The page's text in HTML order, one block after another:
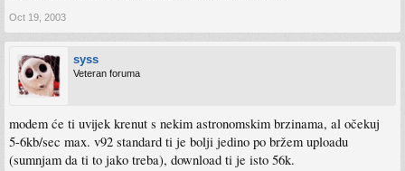
Oct 19, 2003
syss
Veteran foruma
modem će ti uvijek krenut s nekim astronomskim brzinama, al očekuj
5-6kb/sec max. v92 standard ti je bolji jedino po bržem uploadu
(sumnjam da ti to jako treba), download ti je isto 56k.